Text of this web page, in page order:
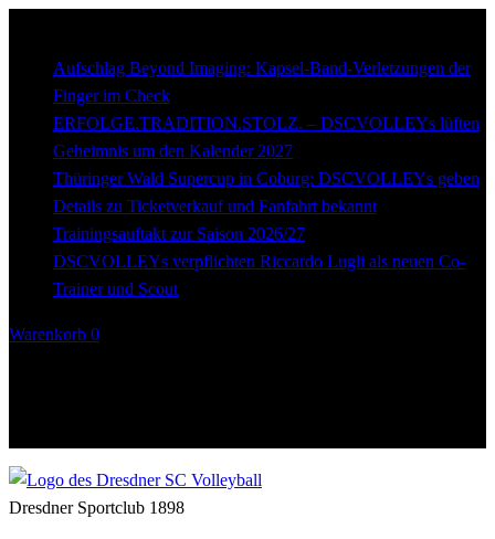
Aufschlag Beyond Imaging: Kapsel-Band-Verletzungen der
Finger im Check
ERFOLGE.TRADITION.STOLZ. – DSCVOLLEYs lüften
Geheimnis um den Kalender 2027
Thüringer Wald Supercup in Coburg: DSCVOLLEYs geben
Details zu Ticketverkauf und Fanfahrt bekannt
Trainingsauftakt zur Saison 2026/27
DSCVOLLEYs verpflichten Riccardo Lugli als neuen Co-
Trainer und Scout
Warenkorb 0
Dresdner Sportclub 1898